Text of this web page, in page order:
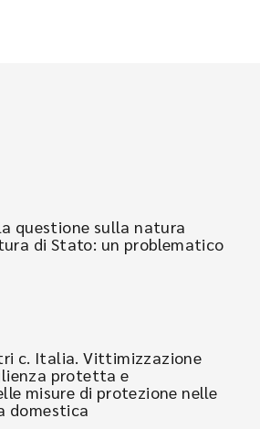
questione sulla natura
di Stato: un problematico
c. Italia. Vittimizzazione
protetta e
misure di protezione nelle
domestica